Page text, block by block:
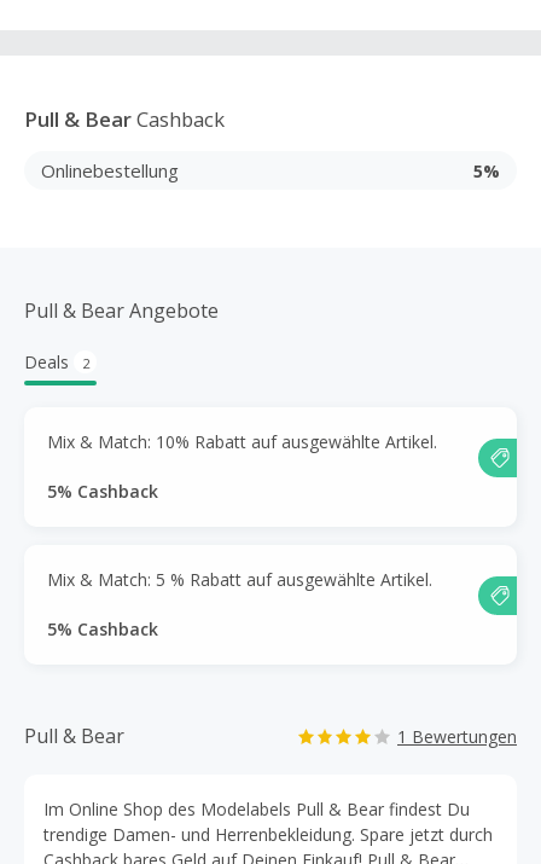
Pull & BearCashback
Onlinebestellung 5%
Pull & Bear Angebote
Deals 2
Mix & Match: 10% Rabatt auf ausgewählte Artikel.
5% Cashback
Mix & Match: 5 % Rabatt auf ausgewählte Artikel.
5% Cashback
Pull & Bear 1 Bewertungen
Im Online Shop des Modelabels Pull & Bear findest Du
trendige Damen- und Herrenbekleidung. Spare jetzt durch